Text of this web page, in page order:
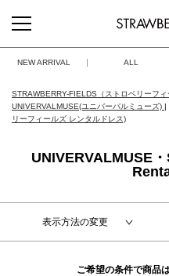
NEW ARRIVAL ALL
STRAWBERRY-FIELDS（ストロベリーフ
UNIVERVALMUSE(ユニバーバルミューズ) |
リーフィールズ レンタルドレス)
UNIVERVALMUSE
表示方法の変更
ご希望の条件で商品